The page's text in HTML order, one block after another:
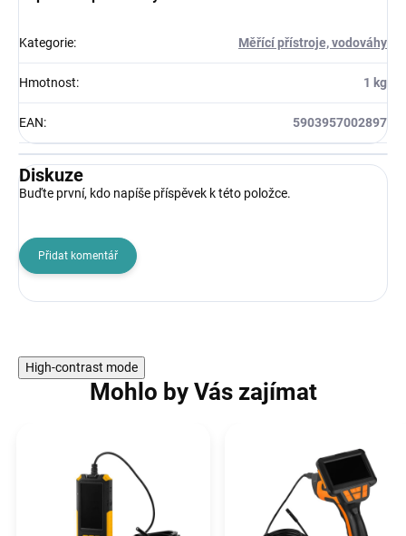
Kategorie: Měřící přístroje, vodováhy
Hmotnost: 1 kg
EAN: 5903957002897
Diskuze
Buďte první, kdo napíše příspěvek k této položce.
Přidat komentář
High-contrast mode
Mohlo by Vás zajímat